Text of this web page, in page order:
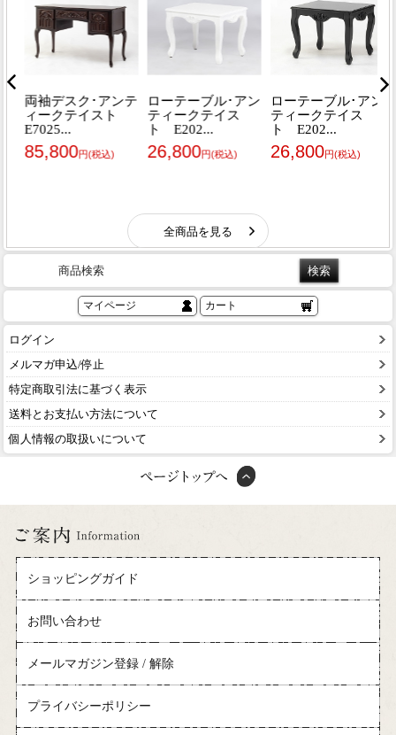
商品検索
マイページ カート
ログイン
メルマガ申込/停止
特定商取引法に基づく表示
送料とお支払い方法について
個人情報の取扱いについて
ショッピングガイド
お問い合わせ
メールマガジン登録 / 解除
プライバシーポリシー